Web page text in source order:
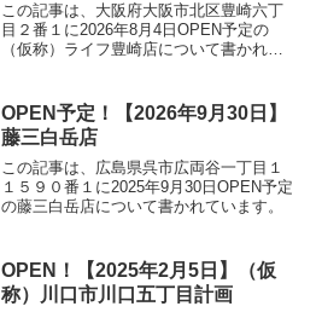
この記事は、大阪府大阪市北区豊崎六丁
目２番１に2026年8月4日OPEN予定の
（仮称）ライフ豊崎店について書かれて
OPEN予定！【2026年9月30日】
藤三白岳店
この記事は、広島県呉市広両谷一丁目１
１５９０番１に2025年9月30日OPEN予定
の藤三白岳店について書かれています。
OPEN！【2025年2月5日】（仮
称）川口市川口五丁目計画